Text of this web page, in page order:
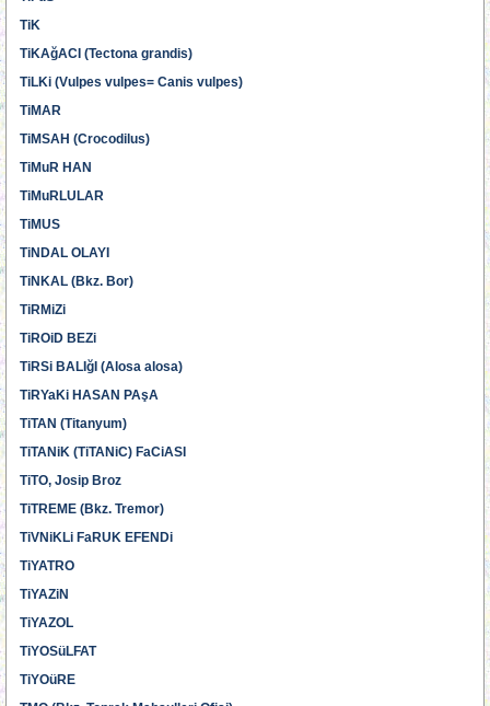
TiK
TiKAğACI (Tectona grandis)
TiLKi (Vulpes vulpes= Canis vulpes)
TiMAR
TiMSAH (Crocodilus)
TiMuR HAN
TiMuRLULAR
TiMUS
TiNDAL OLAYI
TiNKAL (Bkz. Bor)
TiRMiZi
TiROiD BEZi
TiRSi BALIğI (Alosa alosa)
TiRYaKi HASAN PAşA
TiTAN (Titanyum)
TiTANiK (TiTANiC) FaCiASI
TiTO, Josip Broz
TiTREME (Bkz. Tremor)
TiVNiKLi FaRUK EFENDi
TiYATRO
TiYAZiN
TiYAZOL
TiYOSüLFAT
TiYOüRE